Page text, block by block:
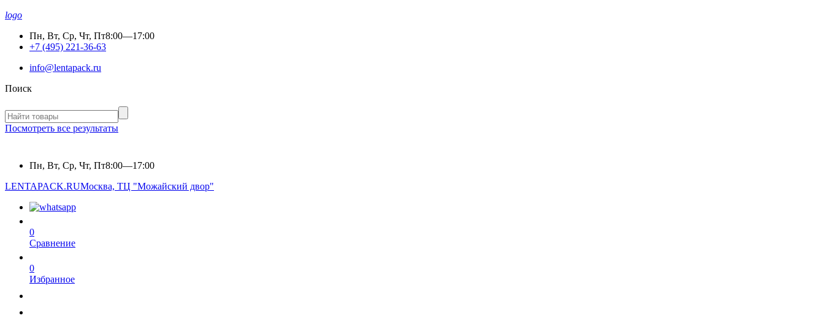
logo
Пн, Вт, Ср, Чт, Пт8:00—17:00
+7 (495) 221-36-63
info@lentapack.ru
Поиск
Посмотреть все результаты
Пн, Вт, Ср, Чт, Пт8:00—17:00
LENTAPACK.RUМосква, ТЦ "Можайский двор"
0
Сравнение
0
Избранное